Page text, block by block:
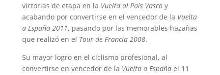
victorias de etapa en la Vuelta al País Vascoy
acabando por convertirse en el vencedor de la Vuelta
a España 2011, pasando por las memorables hazañas
que realizó en el Tour de Francia 2008.
Su mayor logro en el ciclismo profesional, al
convertirse en vencedor de la Vuelta a Españael 11